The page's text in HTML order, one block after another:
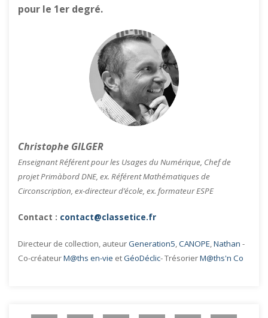
pour le 1er degré.
Christophe GILGER
Enseignant Référent pour les Usages du Numérique, Chef de
projet Primàbord DNE, ex. Référent Mathématiques de
Circonscription, ex-directeur d’école, ex. formateur ESPE
Contact : contact@classetice.fr
Directeur de collection, auteurGeneration5,CANOPE,Nathan -
Co-créateurM@ths en-vie etGéoDéclic- TrésorierM@ths'n Co